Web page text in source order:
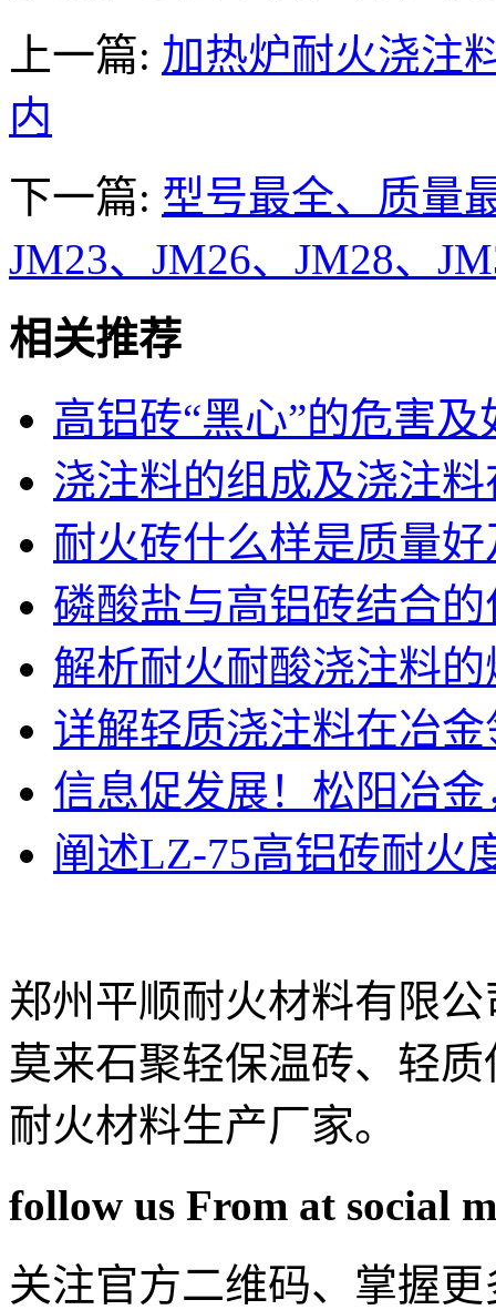
上一篇: 加热炉耐火浇注
内
下一篇: 型号最全、质量
JM23、JM26、JM28、
相关推荐
高铝砖“黑心”的危害
浇注料的组成及浇注
耐火砖什么样是质量
磷酸盐与高铝砖结合
解析耐火耐酸浇注料
详解轻质浇注料在冶
信息促发展！松阳冶
阐述LZ-75高铝砖耐火
郑州平顺耐火材料有限
莫来石聚轻保温砖、轻
耐火材料生产厂家。
follow us From at social
关注官方二维码、掌握